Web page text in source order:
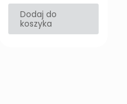
Dodaj do
koszyka